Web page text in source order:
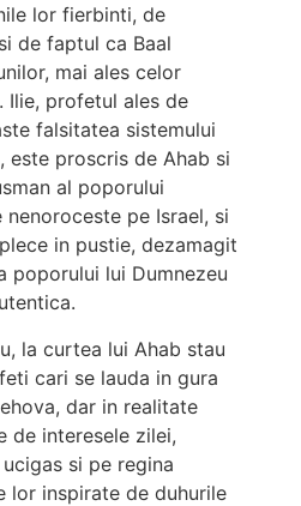
lor fierbinti, de
de faptul ca Baal
mai ales celor
profetul ales de
falsitatea sistemului
este proscris de Ahab si
al poporului
nenoroceste pe Israel, si
in pustie, dezamagit
poporului lui Dumnezeu
la curtea lui Ahab stau
cari se lauda in gura
dar in realitate
de interesele zilei,
si pe regina
lor inspirate de duhurile